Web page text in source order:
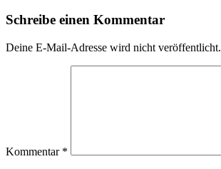
Schreibe einen Kommentar
Deine E-Mail-Adresse wird nicht veröffentlicht.
Kommentar *